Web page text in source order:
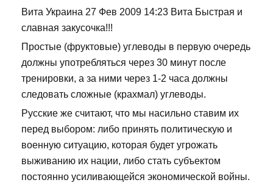
Вита Украина 27 Фев 2009 14:23 Вита Быстрая и
славная закусочка!!!
Простые (фруктовые) углеводы в первую очередь
должны употребляться через 30 минут после
тренировки, а за ними через 1-2 часа должны
следовать сложные (крахмал) углеводы.
Русские же считают, что мы насильно ставим их
перед выбором: либо принять политическую и
военную ситуацию, которая будет угрожать
выживанию их нации, либо стать субъектом
постоянно усиливающейся экономической войны.